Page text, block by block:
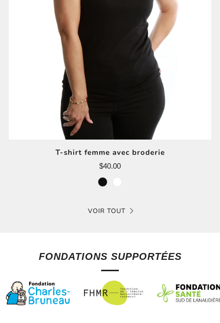
T-shirt femme avec broderie
$40.00
noir blanc
VOIR TOUT
FONDATIONS SUPPORTÉES